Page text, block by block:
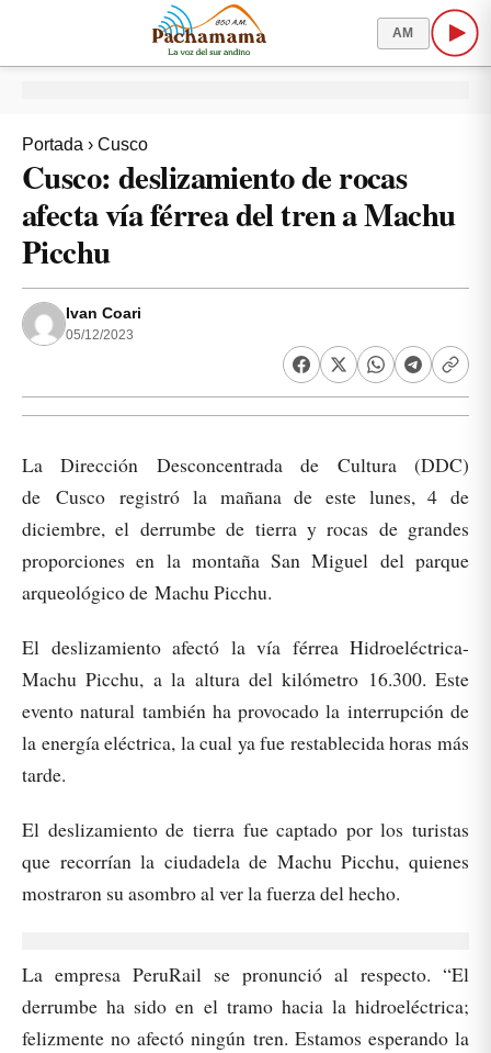
AM
Portada › Cusco
Cusco: deslizamiento de rocas
afecta vía férrea del tren a Machu
Picchu
Ivan Coari
05/12/2023
La Dirección Desconcentrada de Cultura (DDC)
de Cusco registró la mañana de este lunes, 4 de
diciembre, el derrumbe de tierra y rocas de grandes
proporciones en la montaña San Miguel del parque
arqueológico de Machu Picchu.
El deslizamiento afectó la vía férrea Hidroeléctrica-
Machu Picchu, a la altura del kilómetro 16.300. Este
evento natural también ha provocado la interrupción de
la energía eléctrica, la cual ya fue restablecida horas más
tarde.
El deslizamiento de tierra fue captado por los turistas
que recorrían la ciudadela de Machu Picchu, quienes
mostraron su asombro al ver la fuerza del hecho.
La empresa PeruRail se pronunció al respecto. “El
derrumbe ha sido en el tramo hacia la hidroeléctrica;
felizmente no afectó ningún tren. Estamos esperando la